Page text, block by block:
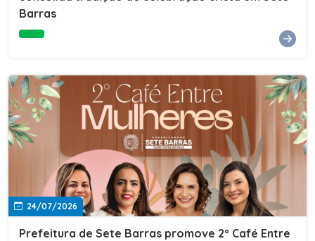
e do Instituto de Desenvolvimento Profissional
fundador da empresa Seu Consultor.Inscrições: FAÇA
AQUI
Barras
24/07/2026
Prefeitura de Sete Barras promove 2º Café Entre